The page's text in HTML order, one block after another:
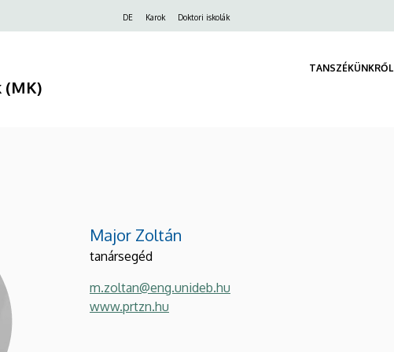
DE Karok Doktori iskolák
(MK)
TANSZÉKÜNKRŐL
Major Zoltán
tanársegéd
m.zoltan@eng.unideb.hu
www.prtzn.hu